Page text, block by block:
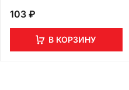
103 ₽
В КОРЗИНУ